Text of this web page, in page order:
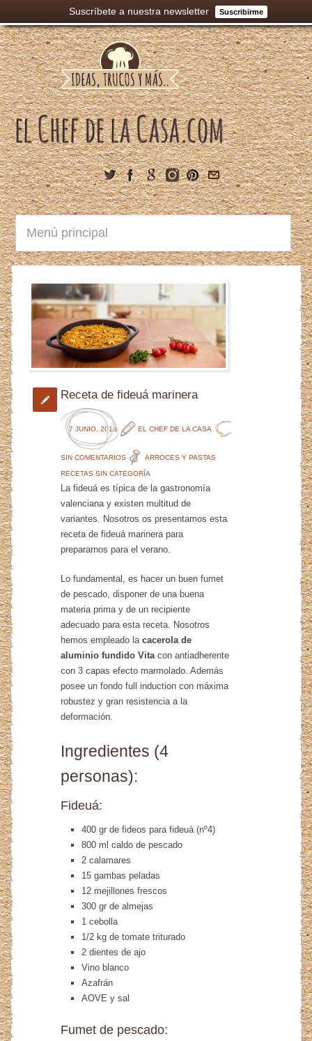
Suscríbete a nuestra newsletter Suscribirme
Receta de fideuá marinera
7 JUNIO, 2018 EL CHEF DE LA CASA
SIN COMENTARIOS ARROCES Y PASTAS
RECETAS SIN CATEGORÍA
La fideuá es típica de la gastronomía
valenciana y existen multitud de
variantes. Nosotros os presentamos esta
receta de fideuá marinera para
prepararnos para el verano.
Lo fundamental, es hacer un buen fumet
de pescado, disponer de una buena
materia prima y de un recipiente
adecuado para esta receta. Nosotros
hemos empleado lacacerola de
aluminio fundido Vita con antiadherente
con 3 capas efecto marmolado. Además
posee un fondo full induction con máxima
robustez y gran resistencia a la
deformación.
Ingredientes (4
personas):
Fideuá:
400 gr de fideos para fideuá (nº4)
800 ml caldo de pescado
2 calamares
15 gambas peladas
12 mejillones frescos
300 gr de almejas
1 cebolla
1/2 kg de tomate triturado
2 dientes de ajo
Vino blanco
Azafrán
AOVE y sal
Fumet de pescado: